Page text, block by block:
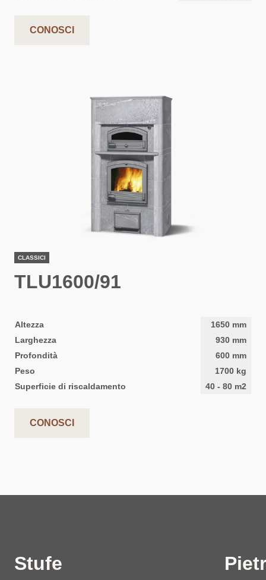
CONOSCI
CLASSICI
TLU1600/91
Altezza 1650 mm
Larghezza
930 mm
Profondità
600 mm
Peso
1700 kg
Superficie di riscaldamento
40 - 80 m2
CONOSCI
Stufe